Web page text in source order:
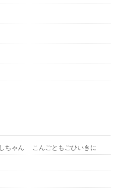
ちゃん こんごともごひいきに